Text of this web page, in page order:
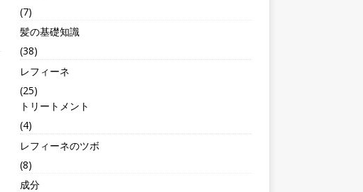
(7)
髪の基礎知識
(38)
レフィーネ
(25)
トリートメント
(4)
レフィーネのツボ
(8)
成分